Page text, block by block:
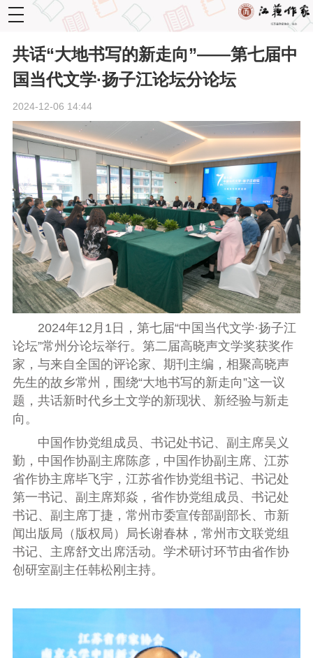
toggle
navigation
共话“大地书写的新走向”——第七届中
国当代文学·扬子江论坛分论坛
2024-12-06 14:44
2024年12月1日，第七届“中国当代文学·扬子江
论坛”常州分论坛举行。第二届高晓声文学奖获奖作
家，与来自全国的评论家、期刊主编，相聚高晓声
先生的故乡常州，围绕“大地书写的新走向”这一议
题，共话新时代乡土文学的新现状、新经验与新走
向。
中国作协党组成员、书记处书记、副主席吴义
勤，中国作协副主席陈彦，中国作协副主席、江苏
省作协主席毕飞宇，江苏省作协党组书记、书记处
第一书记、副主席郑焱，省作协党组成员、书记处
书记、副主席丁捷，常州市委宣传部副部长、市新
闻出版局（版权局）局长谢春林，常州市文联党组
书记、主席舒文出席活动。学术研讨环节由省作协
创研室副主任韩松刚主持。